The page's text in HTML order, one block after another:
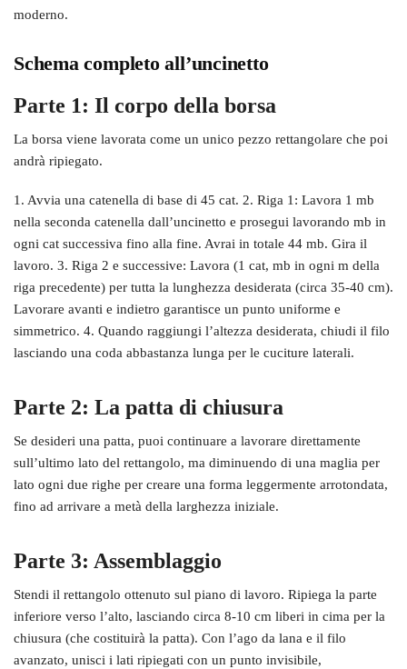
moderno.
Schema completo all’uncinetto
Parte 1: Il corpo della borsa
La borsa viene lavorata come un unico pezzo rettangolare che poi
andrà ripiegato.
1. Avvia una catenella di base di 45 cat. 2. Riga 1: Lavora 1 mb
nella seconda catenella dall’uncinetto e prosegui lavorando mb in
ogni cat successiva fino alla fine. Avrai in totale 44 mb. Gira il
lavoro. 3. Riga 2 e successive: Lavora (1 cat, mb in ogni m della
riga precedente) per tutta la lunghezza desiderata (circa 35-40 cm).
Lavorare avanti e indietro garantisce un punto uniforme e
simmetrico. 4. Quando raggiungi l’altezza desiderata, chiudi il filo
lasciando una coda abbastanza lunga per le cuciture laterali.
Parte 2: La patta di chiusura
Se desideri una patta, puoi continuare a lavorare direttamente
sull’ultimo lato del rettangolo, ma diminuendo di una maglia per
lato ogni due righe per creare una forma leggermente arrotondata,
fino ad arrivare a metà della larghezza iniziale.
Parte 3: Assemblaggio
Stendi il rettangolo ottenuto sul piano di lavoro. Ripiega la parte
inferiore verso l’alto, lasciando circa 8-10 cm liberi in cima per la
chiusura (che costituirà la patta). Con l’ago da lana e il filo
avanzato, unisci i lati ripiegati con un punto invisibile,